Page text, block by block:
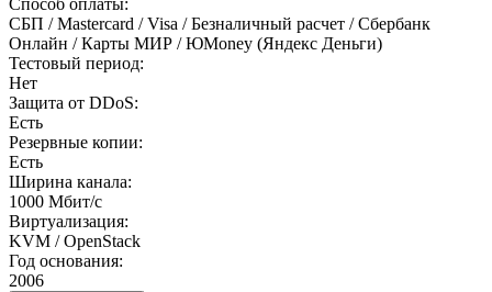
Способ оплаты:
СБП / Mastercard / Visa / Безналичный расчет / Сбербанк
Онлайн / Карты МИР / ЮMoney (Яндекс Деньги)
Тестовый период:
Нет
Защита от DDoS:
Есть
Резервные копии:
Есть
Ширина канала:
1000 Мбит/с
Виртуализация:
KVM / OpenStack
Год основания:
2006